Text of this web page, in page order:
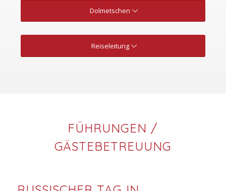
Dolmetschen
Reiseleitung
FÜHRUNGEN /
GÄSTEBETREUUNG